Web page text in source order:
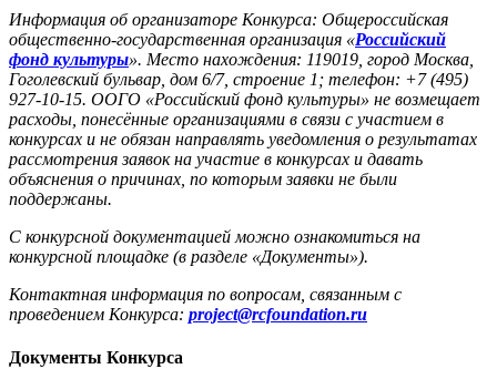
Информация об организаторе Конкурса: Общероссийская
общественно-государственная организация «Российский
фонд культуры». Место нахождения: 119019, город Москва,
Гоголевский бульвар, дом 6/7, строение 1; телефон: +7 (495)
927-10-15. ООГО «Российский фонд культуры» не возмещает
расходы, понесённые организациями в связи с участием в
конкурсах и не обязан направлять уведомления о результатах
рассмотрения заявок на участие в конкурсах и давать
объяснения о причинах, по которым заявки не были
поддержаны.
С конкурсной документацией можно ознакомиться на
конкурсной площадке (в разделе «Документы»).
Контактная информация по вопросам, связанным с
проведением Конкурса: project@rcfoundation.ru
Документы Конкурса